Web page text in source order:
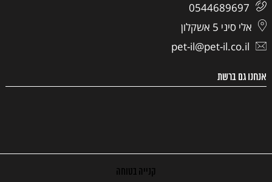
0544689697
אלי סיני 5 אשקלון
pet-il@pet-il.co.il
אנחנו גם ברשת
קנייה בטוחה